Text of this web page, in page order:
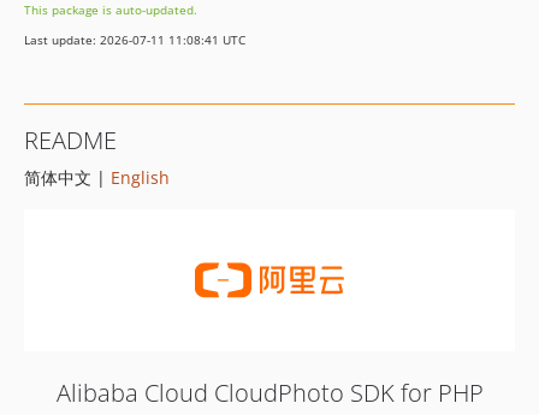
1.8.872
1.8.869
1.8.850
1.8.849
1.8.842
This package is auto-updated.
Last update: 2026-07-11 11:08:41 UTC
README
简体中文 | English
Alibaba Cloud CloudPhoto SDK for PHP